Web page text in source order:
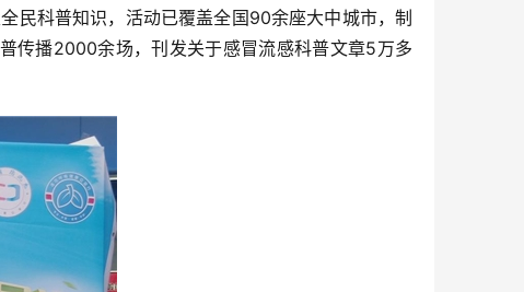
民科普知识，活动已覆盖全国90余座大中城市，制
传播2000余场，刊发关于感冒流感科普文章5万多